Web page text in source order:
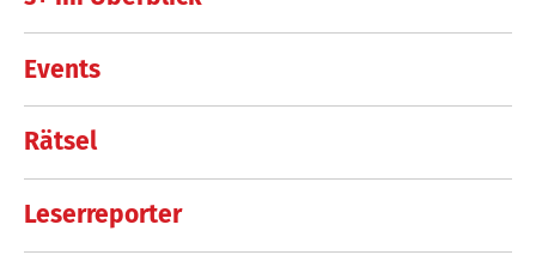
Events
Rätsel
Leserreporter